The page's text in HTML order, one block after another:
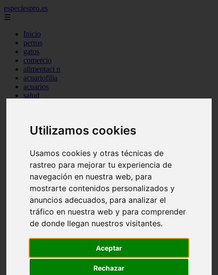
Utilizamos cookies
Usamos cookies y otras técnicas de
rastreo para mejorar tu experiencia de
navegación en nuestra web, para
mostrarte contenidos personalizados y
anuncios adecuados, para analizar el
tráfico en nuestra web y para comprender
de donde llegan nuestros visitantes.
Aceptar
Rechazar
especiespro.es
☰
Inicio
perros
gatos
comercio
alimentaci n
acuariofilia
acuarios
salud
aves
peque os mam feros
verano
legislaci n
peluquer a
accesorios
peluquer a canina
complementos
comportamiento
adopci n